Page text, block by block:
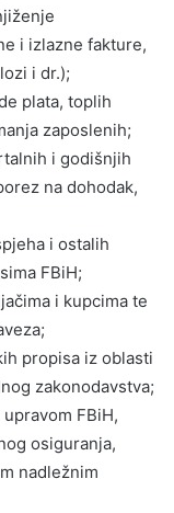
i izlazne fakture,
i dr.);
plata, toplih
zaposlenih;
i godišnjih
na dohodak,
i ostalih
FBiH;
i kupcima te
propisa iz oblasti
zakonodavstva;
FBiH,
osiguranja,
nadležnim